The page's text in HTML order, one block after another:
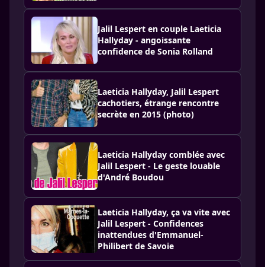
Jalil Lespert en couple Laeticia
Hallyday - angoissante
confidence de Sonia Rolland
Laeticia Hallyday, Jalil Lespert
cachotiers, étrange rencontre
secrète en 2015 (photo)
Laeticia Hallyday comblée avec
Jalil Lespert - Le geste louable
d'André Boudou
Laeticia Hallyday, ça va vite avec
Jalil Lespert - Confidences
inattendues d'Emmanuel-
Philibert de Savoie